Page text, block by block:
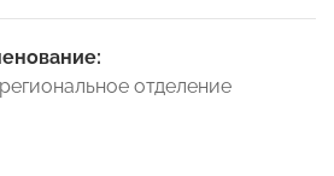
отделение